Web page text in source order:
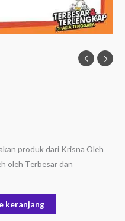
produk dari Krisna Oleh
oleh Terbesar dan
keranjang